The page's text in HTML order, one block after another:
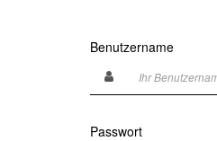
Benutzername
Passwort